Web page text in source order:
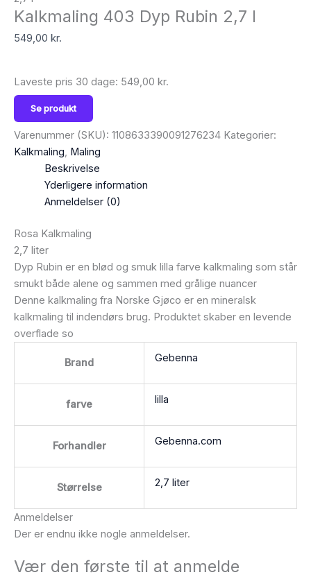
Kalkmaling 403 Dyp Rubin 2,7 l
549,00 kr.
Laveste pris 30 dage: 549,00 kr.
Se produkt
Varenummer (SKU): 1108633390091276234 Kategorier:
Kalkmaling, Maling
Beskrivelse
Yderligere information
Anmeldelser (0)
Rosa Kalkmaling
2,7 liter
Dyp Rubin er en blød og smuk lilla farve kalkmaling som står
smukt både alene og sammen med grålige nuancer
Denne kalkmaling fra Norske Gjøco er en mineralsk
kalkmaling til indendørs brug. Produktet skaber en levende
overflade so
Brand Gebenna
farve lilla
Forhandler Gebenna.com
Størrelse 2,7 liter
Anmeldelser
Der er endnu ikke nogle anmeldelser.
Vær den første til at anmelde